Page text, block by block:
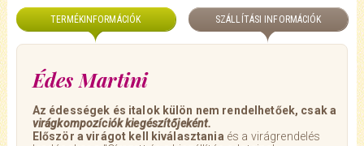
TERMÉKINFORMÁCIÓK SZÁLLÍTÁSI INFORMÁCIÓK
Édes Martini
Az édességek és italok külön nem rendelhetőek, csak a
virágkompozíciók kiegészítőjeként.
Először a virágot kell kiválasztania és a virágrendelés